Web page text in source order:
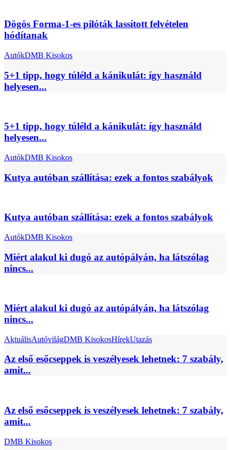
Dögös Forma-1-es pilóták lassított felvételen
hódítanak
AutókDMB Kisokos
5+1 tipp, hogy túléld a kánikulát: így használd
helyesen...
5+1 tipp, hogy túléld a kánikulát: így használd
helyesen...
AutókDMB Kisokos
Kutya autóban szállítása: ezek a fontos szabályok
Kutya autóban szállítása: ezek a fontos szabályok
AutókDMB Kisokos
Miért alakul ki dugó az autópályán, ha látszólag
nincs...
Miért alakul ki dugó az autópályán, ha látszólag
nincs...
AktuálisAutóvilágDMB KisokosHírekUtazás
Az első esőcseppek is veszélyesek lehetnek: 7 szabály,
amit...
Az első esőcseppek is veszélyesek lehetnek: 7 szabály,
amit...
DMB Kisokos